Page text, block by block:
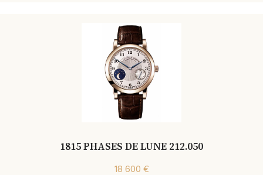
1815 PHASES DE LUNE 212.050
18 600 €